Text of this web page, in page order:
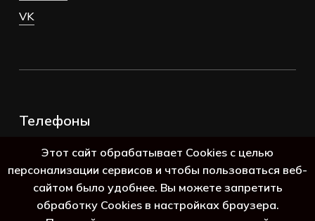
VK
Телефоны
8 (800) 250-69-39
Этот сайт обрабатывает Cookies с целью
персонализации сервисов и чтобы пользоваться веб-
сайтом было удобнее. Вы можете запретить
обработку Cookies в настройках браузера.